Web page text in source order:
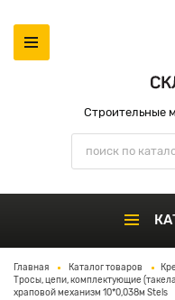
Строительные
Главная Каталог товаров
Тросы, цепи, комплектующие
храповой механизм 10*0,038м Stels